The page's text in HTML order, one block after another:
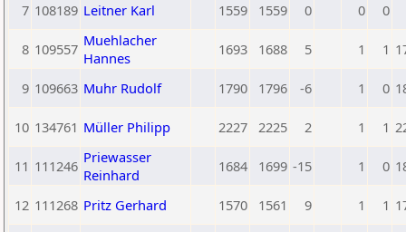
7 108189 Leitner Karl 1559 1559 0 0 0
8 109557 Muehlacher
Hannes
1693 1688 5 1 1
9 109663 Muhr Rudolf 1790 1796 -6 1 0
10 134761 Müller Philipp 2227 2225 2 1 1
11 111246 Priewasser
Reinhard
1684 1699 -15 1 0
12 111268 Pritz Gerhard 1570 1561 9 1 1